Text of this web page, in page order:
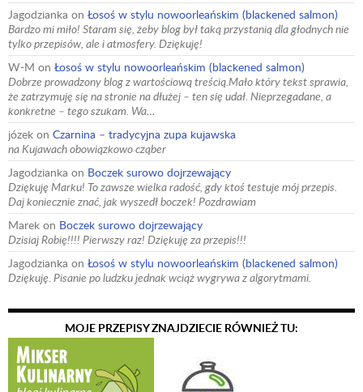
Jagodzianka on Łosoś w stylu nowoorleańskim (blackened salmon)
Bardzo mi miło! Staram się, żeby blog był taką przystanią dla głodnych nie
tylko przepisów, ale i atmosfery. Dziękuję!
W-M on Łosoś w stylu nowoorleańskim (blackened salmon)
Dobrze prowadzony blog z wartościową treścią.Mało który tekst sprawia,
że zatrzymuję się na stronie na dłużej – ten się udał. Nieprzegadane, a
konkretne – tego szukam. Wa…
józek on Czarnina – tradycyjna zupa kujawska
na Kujawach obowiązkowo cząber
Jagodzianka on Boczek surowo dojrzewający
Dziękuję Marku! To zawsze wielka radość, gdy ktoś testuje mój przepis.
Daj koniecznie znać, jak wyszedł boczek! Pozdrawiam
Marek on Boczek surowo dojrzewający
Dzisiaj Robię!!!! Pierwszy raz! Dziękuję za przepis!!!
Jagodzianka on Łosoś w stylu nowoorleańskim (blackened salmon)
Dziękuję. Pisanie po ludzku jednak wciąż wygrywa z algorytmami.
MOJE PRZEPISY ZNAJDZIECIE RÓWNIEŻ TU: